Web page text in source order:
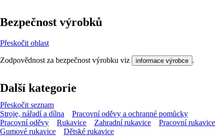
Bezpečnost výrobků
Přeskočit oblast
Zodpovědnost za bezpečnost výrobku viz informace výrobce .
Další kategorie
Přeskočit seznam
Stroje, nářadí a dílna
Pracovní oděvy a ochranné pomůcky
Pracovní oděvy
Rukavice Zahradní rukavice
Pracovní rukavice
Gumové rukavice
Dětské rukavice